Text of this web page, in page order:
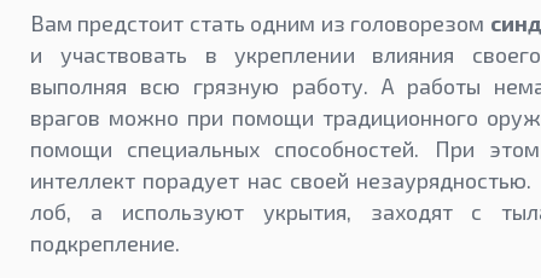
Вам предстоит стать одним из головорезом
и участвовать в укреплении влияния
выполняя всю грязную работу. А работы
врагов можно при помощи традиционного
помощи специальных способностей. При
интеллект порадует нас своей
лоб, а используют укрытия, заходят с
подкрепление.